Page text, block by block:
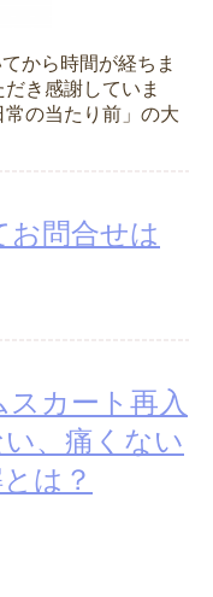
から時間が経ちま
き感謝していま
の当たり前」の大
お問合せは
カート再入
、痛くない
は？